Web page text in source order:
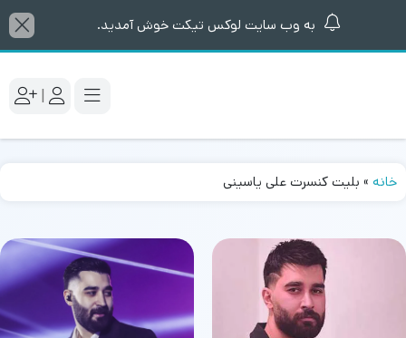
به وب سایت لوکس تیکت خوش آمدید.
|
خانه » بلیت کنسرت علی یاسینی